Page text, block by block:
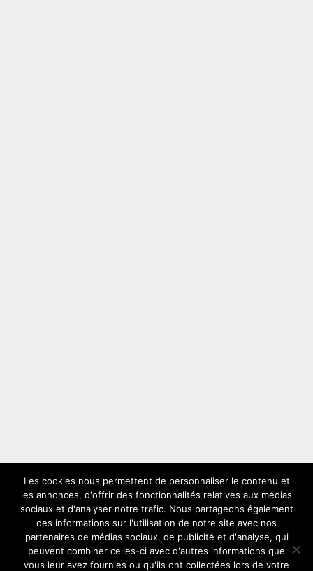
LES PLUS VUS
Les cookies nous permettent de personnaliser le contenu et
les annonces, d'offrir des fonctionnalités relatives aux médias
sociaux et d'analyser notre trafic. Nous partageons également
des informations sur l'utilisation de notre site avec nos
partenaires de médias sociaux, de publicité et d'analyse, qui
peuvent combiner celles-ci avec d'autres informations que
vous leur avez fournies ou qu'ils ont collectées lors de votre